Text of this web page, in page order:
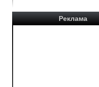
Реклама